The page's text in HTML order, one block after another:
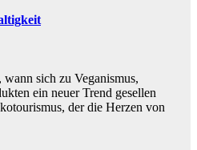
sich zu Veganismus,
ein neuer Trend gesellen
der die Herzen von